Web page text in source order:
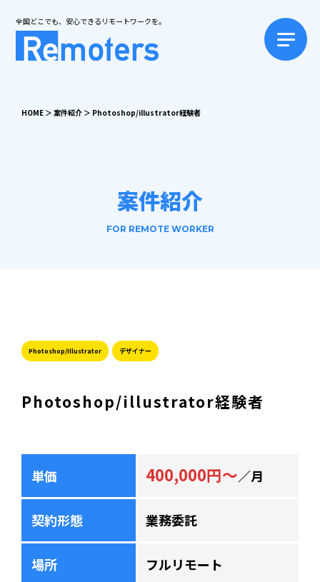
全国どこでも、安心できるリモートワークを。
HOME ＞ 案件紹介 ＞ Photoshop/illustrator経験者
案件紹介
FOR REMOTE WORKER
Photoshop/Illustrator デザイナー
Photoshop/illustrator経験者
単価 400,000円～／月
契約形態 業務委託
場所 フルリモート